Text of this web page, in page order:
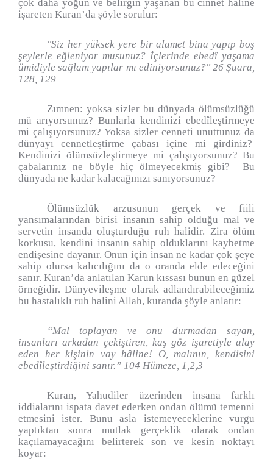
çok daha yoğun ve belirgin yaşanan bu cinnet haline
işareten Kuran’da şöyle sorulur:
"Siz her yüksek yere bir alamet bina yapıp boş
şeylerle eğleniyor musunuz? İçlerinde ebedî yaşama
ümidiyle sağlam yapılar mı ediniyorsunuz?" 26 Şuara,
128, 129
Zımnen: yoksa sizler bu dünyada ölümsüzlüğü
mü arıyorsunuz? Bunlarla kendinizi ebedîleştirmeye
mi çalışıyorsunuz? Yoksa sizler cenneti unuttunuz da
dünyayı cennetleştirme çabası içine mi girdiniz?
Kendinizi ölümsüzleştirmeye mi çalışıyorsunuz? Bu
çabalarınız ne böyle hiç ölmeyecekmiş gibi?
Bu
dünyada ne kadar kalacağınızı sanıyorsunuz?
Ölümsüzlük arzusunun gerçek ve fiili
yansımalarından birisi insanın sahip olduğu mal ve
servetin insanda oluşturduğu ruh halidir. Zira ölüm
korkusu, kendini insanın sahip olduklarını kaybetme
endişesine dayanır. Onun için insan ne kadar çok şeye
sahip olursa kalıcılığını da o oranda elde edeceğini
sanır. Kuran’da anlatılan Karun kıssası bunun en güzel
örneğidir. Dünyevileşme olarak adlandırabileceğimiz
bu hastalıklı ruh halini Allah, kuranda şöyle anlatır:
“Mal toplayan ve onu durmadan sayan,
insanları arkadan çekiştiren, kaş göz işaretiyle alay
eden her kişinin vay hâline! O, malının, kendisini
ebedîleştirdiğini sanır.” 104 Hümeze, 1,2,3
Kuran, Yahudiler üzerinden insana farklı
iddialarını ispata davet ederken ondan ölümü temenni
etmesini ister. Bunu asla istemeyeceklerine vurgu
yaptıktan sonra mutlak gerçeklik olarak ondan
kaçılamayacağını belirterek son ve kesin noktayı
koyar: